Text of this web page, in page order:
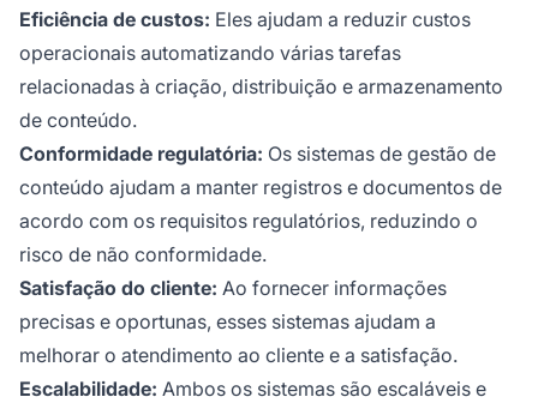
Eficiência de custos: Eles ajudam a reduzir custos
operacionais automatizando várias tarefas
relacionadas à criação, distribuição e armazenamento
de conteúdo.
Conformidade regulatória: Os sistemas de gestão de
conteúdo ajudam a manter registros e documentos de
acordo com os requisitos regulatórios, reduzindo o
risco de não conformidade.
Satisfação do cliente: Ao fornecer informações
precisas e oportunas, esses sistemas ajudam a
melhorar o atendimento ao cliente e a satisfação.
Escalabilidade: Ambos os sistemas são escaláveis e